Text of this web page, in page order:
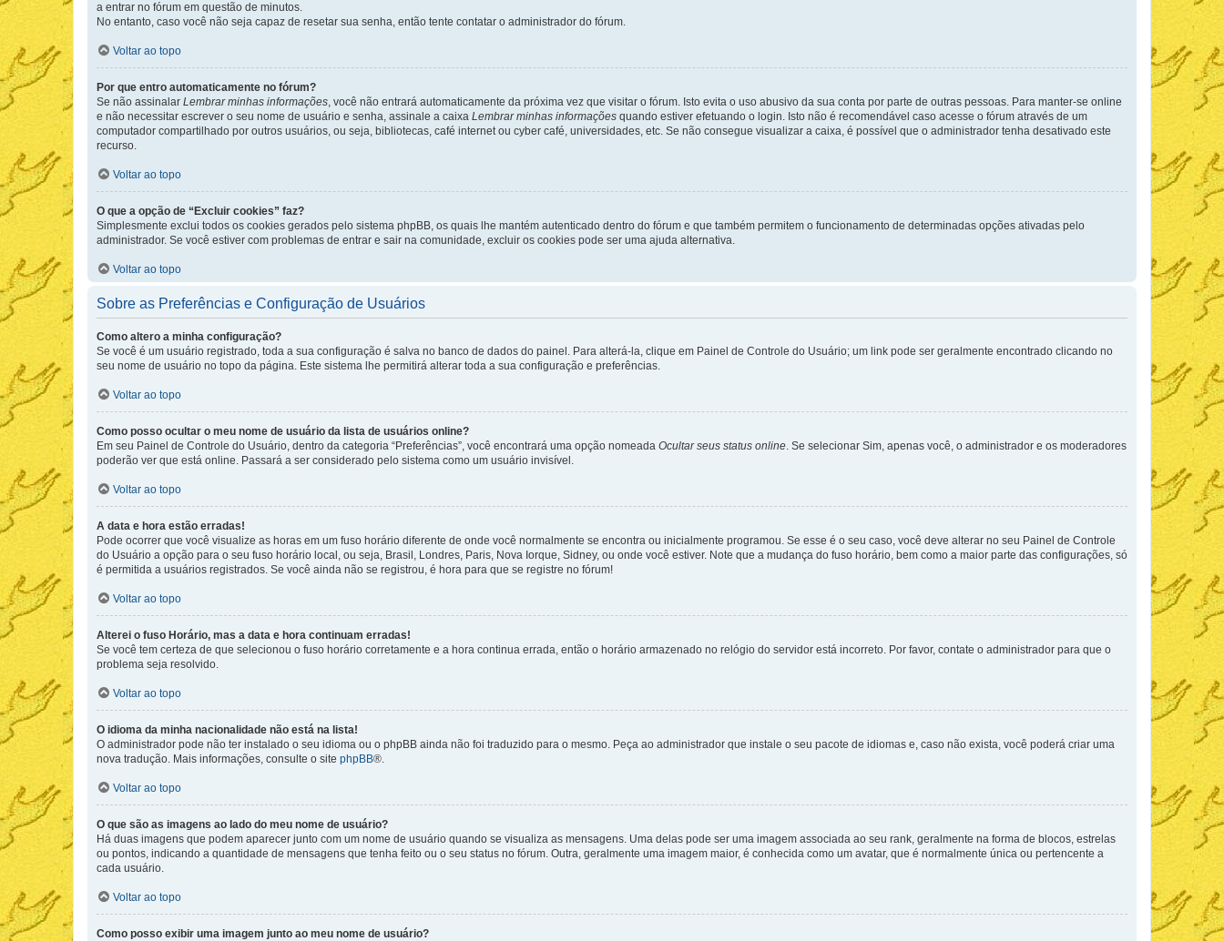
a entrar no fórum em questão de minutos.
No entanto, caso você não seja capaz de resetar sua senha, então tente contatar o administrador do fórum.
Voltar ao topo
Por que entro automaticamente no fórum?
Se não assinalar Lembrar minhas informações, você não entrará automaticamente da próxima vez que visitar o fórum. Isto evita o uso abusivo da sua conta por parte de outras pessoas. Para manter-se online
e não necessitar escrever o seu nome de usuário e senha, assinale a caixa Lembrar minhas informações quando estiver efetuando o login. Isto não é recomendável caso acesse o fórum através de um
computador compartilhado por outros usuários, ou seja, bibliotecas, café internet ou cyber café, universidades, etc. Se não consegue visualizar a caixa, é possível que o administrador tenha desativado este
recurso.
Voltar ao topo
O que a opção de “Excluir cookies” faz?
Simplesmente exclui todos os cookies gerados pelo sistema phpBB, os quais lhe mantém autenticado dentro do fórum e que também permitem o funcionamento de determinadas opções ativadas pelo
administrador. Se você estiver com problemas de entrar e sair na comunidade, excluir os cookies pode ser uma ajuda alternativa.
Voltar ao topo
Sobre as Preferências e Configuração de Usuários
Como altero a minha configuração?
Se você é um usuário registrado, toda a sua configuração é salva no banco de dados do painel. Para alterá-la, clique em Painel de Controle do Usuário; um link pode ser geralmente encontrado clicando no
seu nome de usuário no topo da página. Este sistema lhe permitirá alterar toda a sua configuração e preferências.
Voltar ao topo
Como posso ocultar o meu nome de usuário da lista de usuários online?
Em seu Painel de Controle do Usuário, dentro da categoria “Preferências”, você encontrará uma opção nomeada Ocultar seus status online. Se selecionar Sim, apenas você, o administrador e os moderadores
poderão ver que está online. Passará a ser considerado pelo sistema como um usuário invisível.
Voltar ao topo
A data e hora estão erradas!
Pode ocorrer que você visualize as horas em um fuso horário diferente de onde você normalmente se encontra ou inicialmente programou. Se esse é o seu caso, você deve alterar no seu Painel de Controle
do Usuário a opção para o seu fuso horário local, ou seja, Brasil, Londres, Paris, Nova Iorque, Sidney, ou onde você estiver. Note que a mudança do fuso horário, bem como a maior parte das configurações, só
é permitida a usuários registrados. Se você ainda não se registrou, é hora para que se registre no fórum!
Voltar ao topo
Alterei o fuso Horário, mas a data e hora continuam erradas!
Se você tem certeza de que selecionou o fuso horário corretamente e a hora continua errada, então o horário armazenado no relógio do servidor está incorreto. Por favor, contate o administrador para que o
problema seja resolvido.
Voltar ao topo
O idioma da minha nacionalidade não está na lista!
O administrador pode não ter instalado o seu idioma ou o phpBB ainda não foi traduzido para o mesmo. Peça ao administrador que instale o seu pacote de idiomas e, caso não exista, você poderá criar uma
nova tradução. Mais informações, consulte o site phpBB®.
Voltar ao topo
O que são as imagens ao lado do meu nome de usuário?
Há duas imagens que podem aparecer junto com um nome de usuário quando se visualiza as mensagens. Uma delas pode ser uma imagem associada ao seu rank, geralmente na forma de blocos, estrelas
ou pontos, indicando a quantidade de mensagens que tenha feito ou o seu status no fórum. Outra, geralmente uma imagem maior, é conhecida como um avatar, que é normalmente única ou pertencente a
cada usuário.
Voltar ao topo
Como posso exibir uma imagem junto ao meu nome de usuário?